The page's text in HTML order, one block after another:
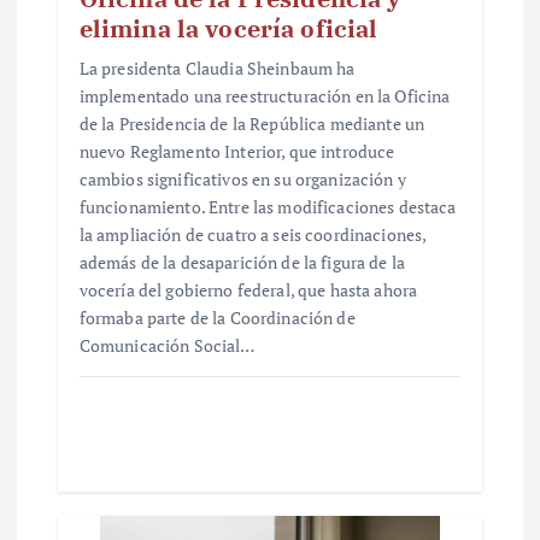
elimina la vocería oficial
La presidenta Claudia Sheinbaum ha
implementado una reestructuración en la Oficina
de la Presidencia de la República mediante un
nuevo Reglamento Interior, que introduce
cambios significativos en su organización y
funcionamiento. Entre las modificaciones destaca
la ampliación de cuatro a seis coordinaciones,
además de la desaparición de la figura de la
vocería del gobierno federal, que hasta ahora
formaba parte de la Coordinación de
Comunicación Social…